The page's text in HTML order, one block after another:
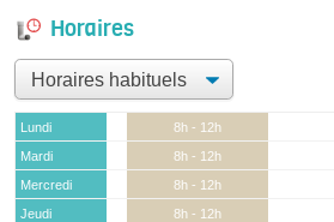
Horaires
Lundi 8h - 12h
Mardi
8h - 12h
Mercredi
8h - 12h
Jeudi
8h - 12h